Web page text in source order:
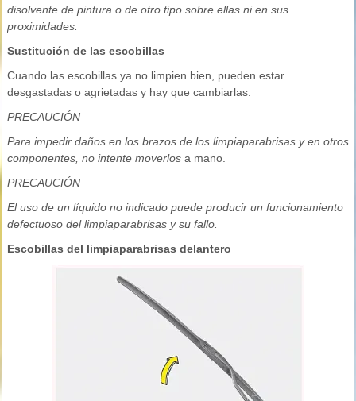
disolvente de pintura o de otro tipo sobre ellas ni en sus
proximidades.
Sustitución de las escobillas
Cuando las escobillas ya no limpien bien, pueden estar
desgastadas o agrietadas y hay que cambiarlas.
PRECAUCIÓN
Para impedir daños en los brazos de los limpiaparabrisas y en otros
componentes, no intente moverlos a mano.
PRECAUCIÓN
El uso de un líquido no indicado puede producir un funcionamiento
defectuoso del limpiaparabrisas y su fallo.
Escobillas del limpiaparabrisas delantero